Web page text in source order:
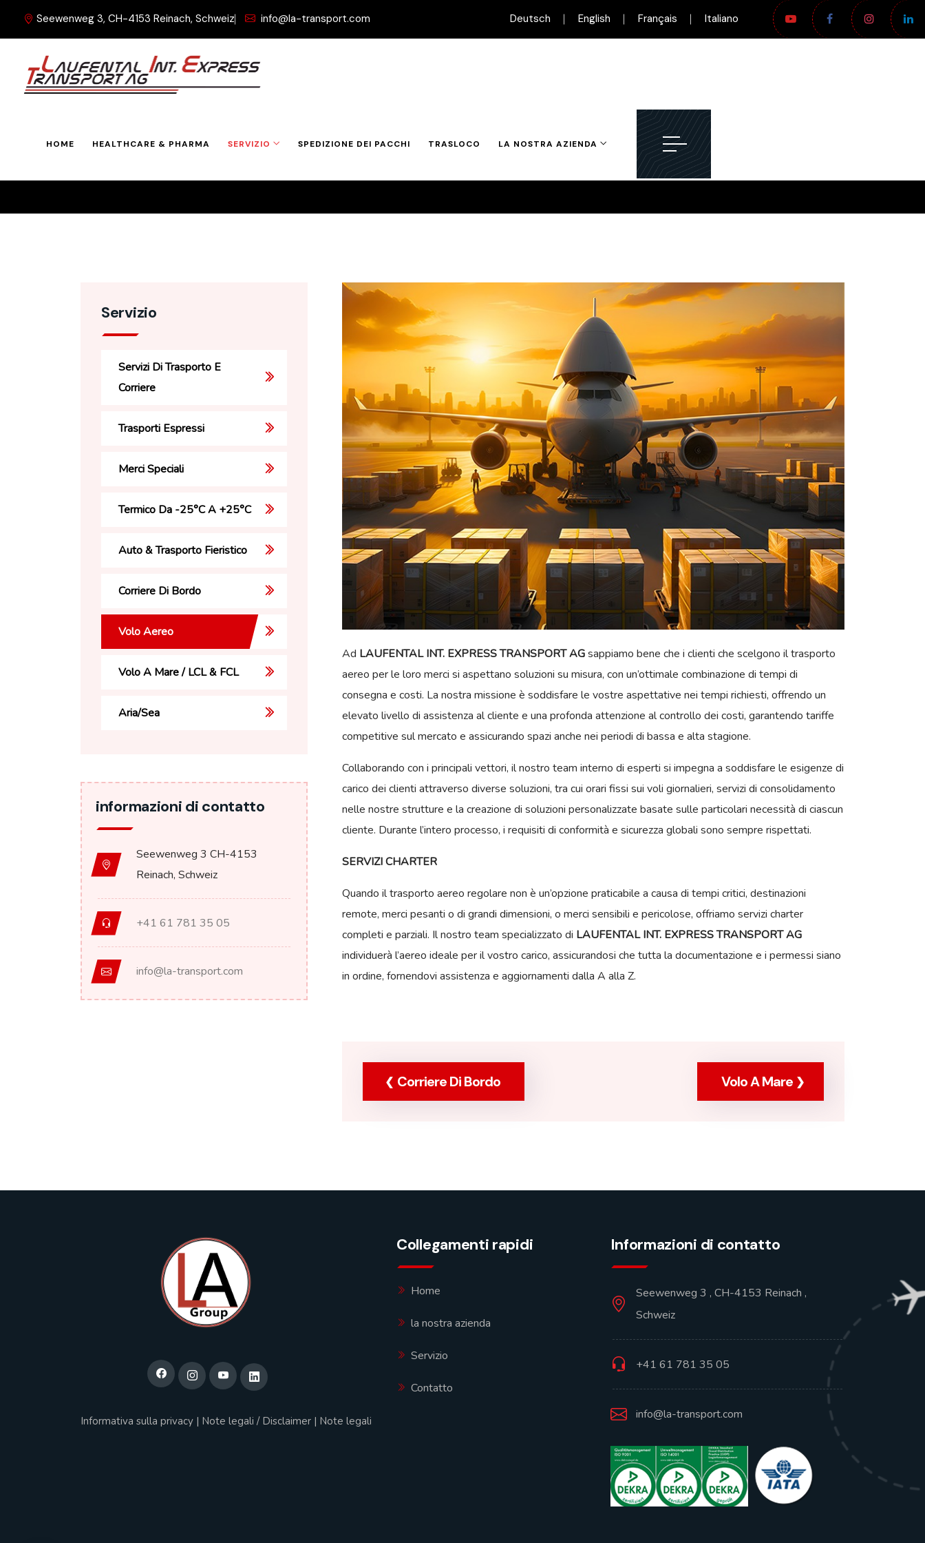
Seewenweg 3, CH-4153 Reinach, Schweiz info@la-transport.com Deutsch English Français Italiano
HOME HEALTHCARE & PHARMA SERVIZIO SPEDIZIONE DEI PACCHI TRASLOCO LA NOSTRA AZIENDA
Volo Aereo
Ad LAUFENTAL INT. EXPRESS TRANSPORT AGsappiamo bene che i clienti che scelgono il trasporto
aereo per le loro merci si aspettano soluzioni su misura, con un’ottimale combinazione di tempi di
consegna e costi. La nostra missione è soddisfare le vostre aspettative nei tempi richiesti, offrendo un
elevato livello di assistenza al cliente e una profonda attenzione al controllo dei costi, garantendo tariffe
competitive sul mercato e assicurando spazi anche nei periodi di bassa e alta stagione.
Collaborando con i principali vettori, il nostro team interno di esperti si impegna a soddisfare le esigenze di
carico dei clienti attraverso diverse soluzioni, tra cui orari fissi sui voli giornalieri, servizi di consolidamento
nelle nostre strutture e la creazione di soluzioni personalizzate basate sulle particolari necessità di ciascun
cliente. Durante l’intero processo, i requisiti di conformità e sicurezza globali sono sempre rispettati.
SERVIZI CHARTER
Quando il trasporto aereo regolare non è un’opzione praticabile a causa di tempi critici, destinazioni
remote, merci pesanti o di grandi dimensioni, o merci sensibili e pericolose, offriamo servizi charter
completi e parziali. Il nostro team specializzato di LAUFENTAL INT. EXPRESS TRANSPORT AG
individuerà l’aereo ideale per il vostro carico, assicurandosi che tutta la documentazione e i permessi siano
in ordine, fornendovi assistenza e aggiornamenti dalla A alla Z.
Corriere Di Bordo Volo A Mare
Servizio
Servizi Di Trasporto E
Corriere
Trasporti Espressi
Merci Speciali
Termico Da -25°C A +25°C
Auto & Trasporto Fieristico
Corriere Di Bordo
Volo Aereo
Volo A Mare / LCL & FCL
Aria/Sea
informazioni di contatto
Seewenweg 3 CH-4153
Reinach, Schweiz
+41 61 781 35 05
info@la-transport.com
Informativa sulla privacy | Note legali / Disclaimer | Note legali
Collegamenti rapidi
Home
la nostra azienda
Servizio
Contatto
Informazioni di contatto
Seewenweg 3 , CH-4153 Reinach ,
Schweiz
+41 61 781 35 05
info@la-transport.com